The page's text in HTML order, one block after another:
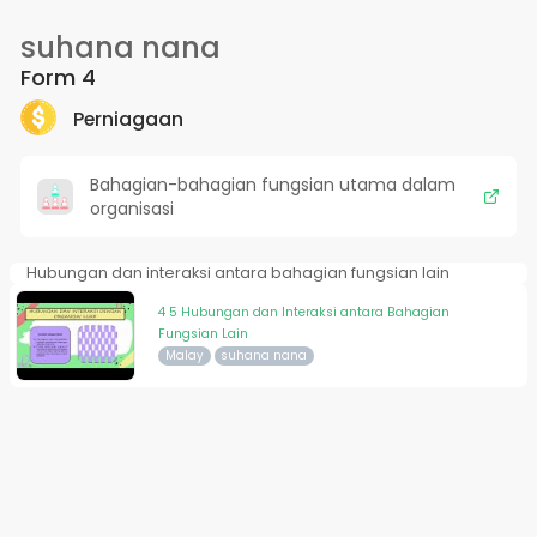
suhana nana
Form 4
Perniagaan
Bahagian-bahagian fungsian utama dalam
organisasi
Hubungan dan interaksi antara bahagian fungsian lain
4 5 Hubungan dan Interaksi antara Bahagian
Fungsian Lain
Malay suhana nana